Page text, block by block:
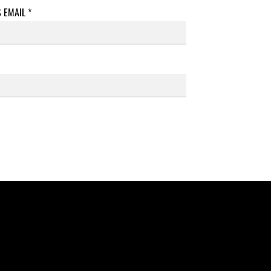
EMAIL*